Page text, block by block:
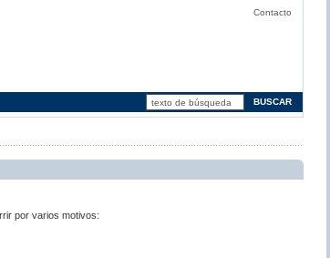
Contacto
por varios motivos: